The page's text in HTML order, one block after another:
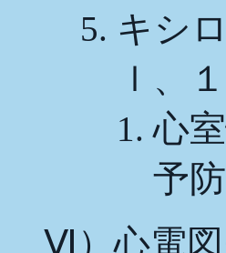
キシ
ｌ、
心
予
Ⅵ）心電図